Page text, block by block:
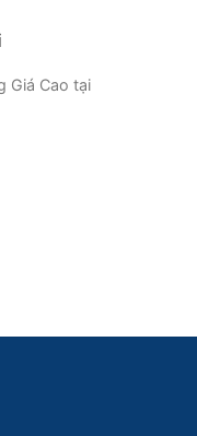
Giá Cao tại